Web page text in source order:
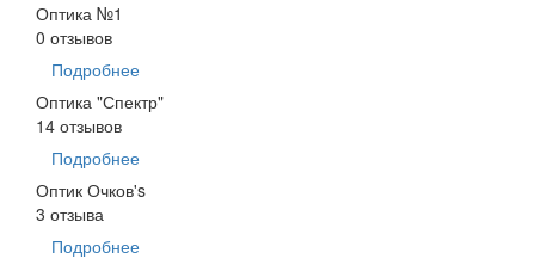
Оптика №1
0 отзывов
Подробнее
Оптика "Спектр"
14 отзывов
Подробнее
Оптик Очков's
3 отзыва
Подробнее